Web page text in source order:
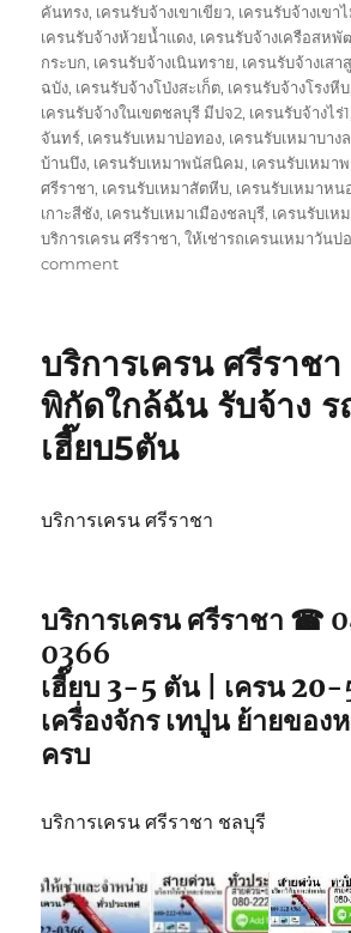
คันทรง, เครนรับจ้างเขาเขียว, เครนรับจ้างเขา
เครนรับจ้างห้วยน้ำแดง, เครนรับจ้างเครือสห
กระบก, เครนรับจ้างเนินทราย, เครนรับจ้างเสา
ฉบัง, เครนรับจ้างโป่งสะเก็ต, เครนรับจ้างโรงหีบ
เครนรับจ้างในเขตชลบุรี มีปจ2, เครนรับจ้างไร่1
จันทร์, เครนรับเหมาบ่อทอง, เครนรับเหมาบาง
บ้านบึง, เครนรับเหมาพนัสนิคม, เครนรับเหมา
ศรีราชา, เครนรับเหมาสัตหีบ, เครนรับเหมาหน
เกาะสีชัง, เครนรับเหมาเมืองชลบุรี, เครนรับเห
บริการเครน ศรีราชา,ให้เช่ารถเครนเหมาวันบ่
commenton
เครน
บ่อ
วิน
ศรีราชา
เหมา
รถ
คุณ
บริการเครน ศรีราช
พิกัดใกล้ฉัน รับจ้าง ร
เฮี๊ยบ5ตัน
บริการเครน ศรีราชา
บริการเครน ศรีราชา ☎
0366
เฮี๊ยบ 3-5 ตัน | เครน
เครื่องจักร เทปูน ย้ายของ
ครบ
บริการเครน ศรีราชา ชลบุรี